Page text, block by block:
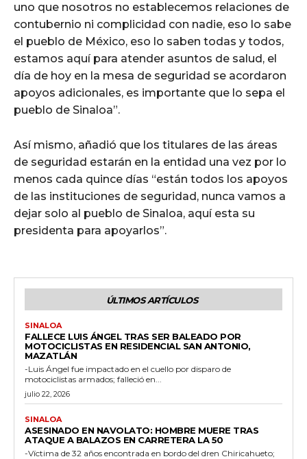
uno que nosotros no establecemos relaciones de
contubernio ni complicidad con nadie, eso lo sabe
el pueblo de México, eso lo saben todas y todos,
estamos aquí para atender asuntos de salud, el
día de hoy en la mesa de seguridad se acordaron
apoyos adicionales, es importante que lo sepa el
pueblo de Sinaloa”.
Así mismo, añadió que los titulares de las áreas
de seguridad estarán en la entidad una vez por lo
menos cada quince días “están todos los apoyos
de las instituciones de seguridad, nunca vamos a
dejar solo al pueblo de Sinaloa, aquí esta su
presidenta para apoyarlos”.
ÚLTIMOS ARTÍCULOS
SINALOA
FALLECE LUIS ÁNGEL TRAS SER BALEADO POR
MOTOCICLISTAS EN RESIDENCIAL SAN ANTONIO,
MAZATLÁN
-Luis Ángel fue impactado en el cuello por disparo de
motociclistas armados; falleció en...
julio 22, 2026
SINALOA
ASESINADO EN NAVOLATO: HOMBRE MUERE TRAS
ATAQUE A BALAZOS EN CARRETERA LA 50
-Víctima de 32 años encontrada en bordo del dren Chiricahueto;